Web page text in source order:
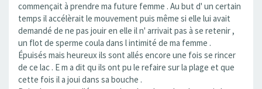
commençait à prendre ma future femme . Au but d' un certain
temps il accélèrait le mouvement puis même si elle lui avait
demandé de ne pas jouir en elle il n' arrivait pas à se retenir ,
un flot de sperme coula dans l intimité de ma femme .
Épuisés mais heureux ils sont allés encore une fois se rincer
de ce lac . E m a dit qu ils ont pu le refaire sur la plage et que
cette fois il a joui dans sa bouche .